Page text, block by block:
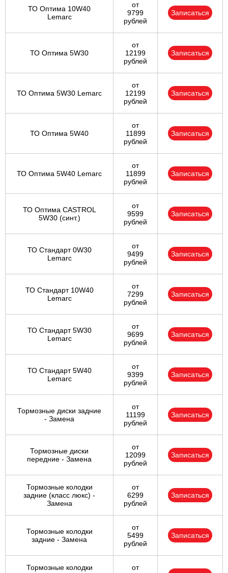
ТО Оптима 10W40
Lemarc
от
9799
рублей
Записаться
ТО Оптима 5W30
от
12199
рублей
Записаться
ТО Оптима 5W30 Lemarc
от
12199
рублей
Записаться
ТО Оптима 5W40
от
11899
рублей
Записаться
ТО Оптима 5W40 Lemarc
от
11899
рублей
Записаться
ТО Оптима CASTROL
5W30 (синт.)
от
9599
рублей
Записаться
ТО Стандарт 0W30
Lemarc
от
9499
рублей
Записаться
ТО Стандарт 10W40
Lemarc
от
7299
рублей
Записаться
ТО Стандарт 5W30
Lemarc
от
9699
рублей
Записаться
ТО Стандарт 5W40
Lemarc
от
9399
рублей
Записаться
Тормозные диски задние
- Замена
от
11199
рублей
Записаться
Тормозные диски
передние - Замена
от
12099
рублей
Записаться
Тормозные колодки
задние (класс люкс) -
Замена
от
6299
рублей
Записаться
Тормозные колодки
задние - Замена
от
5499
рублей
Записаться
Тормозные колодки
от